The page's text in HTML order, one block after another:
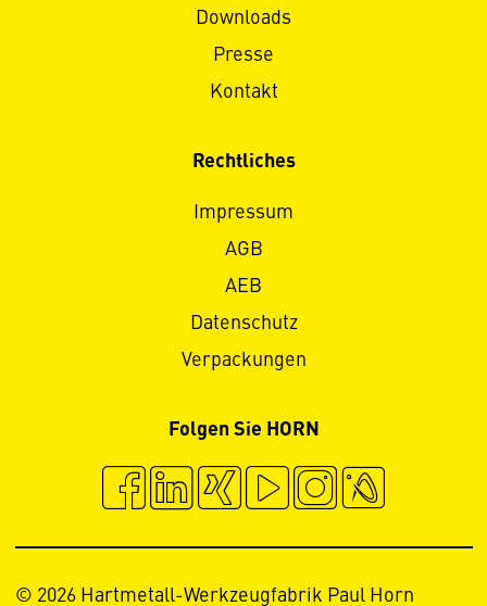
Downloads
Presse
Kontakt
Rechtliches
Impressum
AGB
AEB
Datenschutz
Verpackungen
Folgen Sie HORN
© 2026 Hartmetall-Werkzeugfabrik Paul Horn